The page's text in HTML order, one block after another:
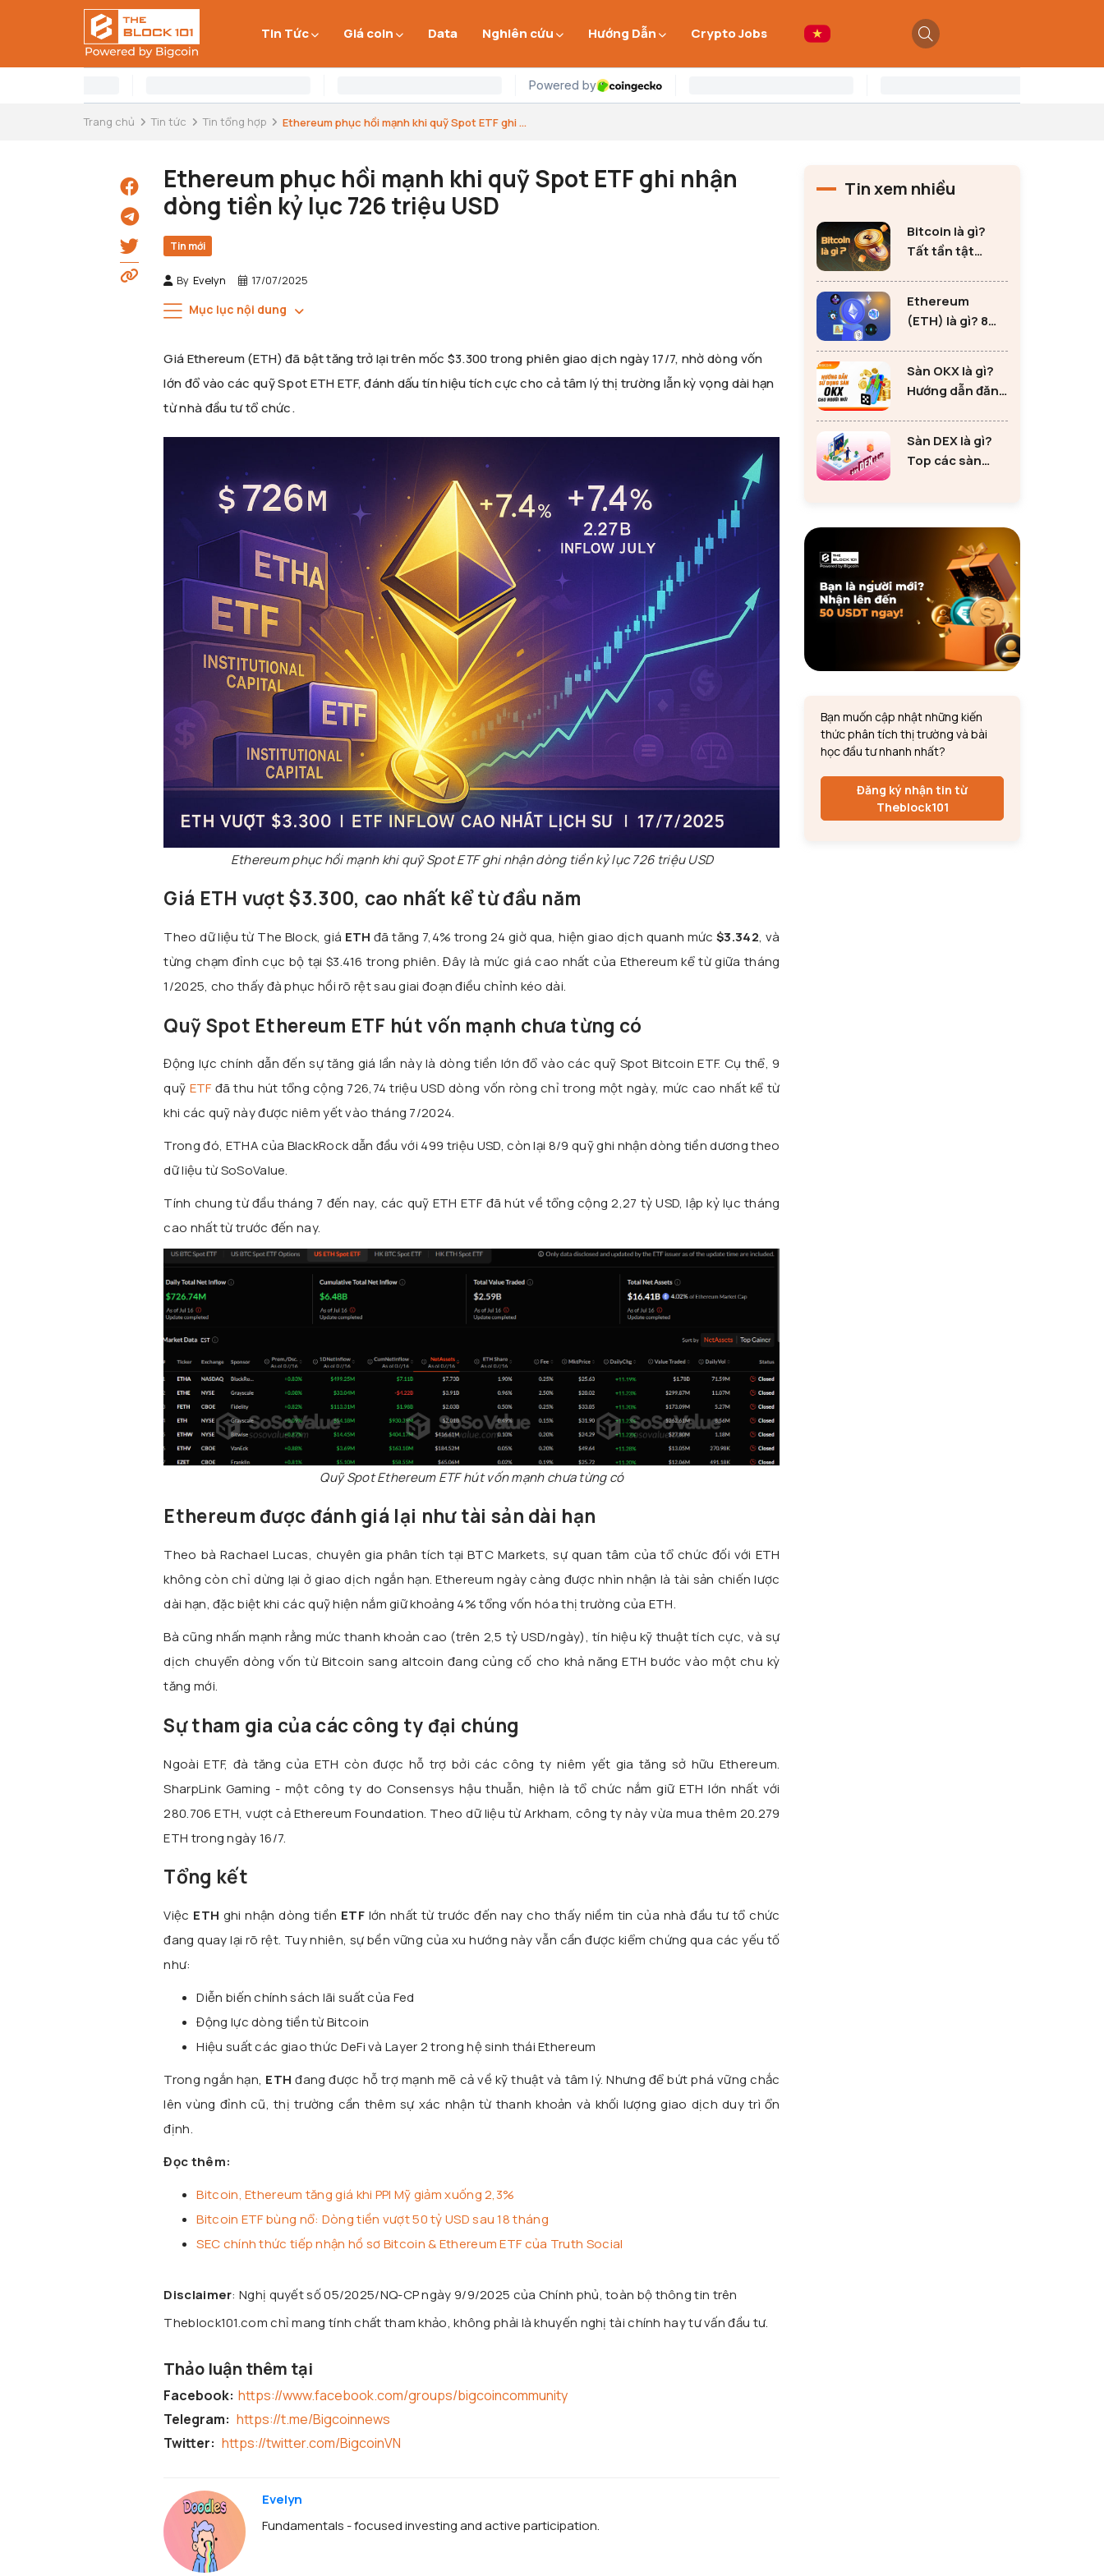
Tin Tức Giá coin Data Nghiên cứu Hướng Dẫn Crypto Jobs
Trang chủ Tin tức Tin tổng hợp Ethereum phục hồi mạnh khi quỹ Spot ETF ghi ...
Ethereum phục hồi mạnh khi quỹ Spot ETF ghi nhận
dòng tiền kỷ lục 726 triệu USD
Tin mới
By Evelyn 17/07/2025
Mục lục nội dung
Giá Ethereum (ETH) đã bật tăng trở lại trên mốc $3.300 trong phiên giao dịch ngày 17/7, nhờ dòng vốn
lớn đổ vào các quỹ Spot ETH ETF, đánh dấu tín hiệu tích cực cho cả tâm lý thị trường lẫn kỳ vọng dài hạn
từ nhà đầu tư tổ chức.
Ethereum phục hồi mạnh khi quỹ Spot ETF ghi nhận dòng tiền kỷ lục 726 triệu USD
Giá ETH vượt $3.300, cao nhất kể từ đầu năm
Theo dữ liệu từ The Block, giá ETH đã tăng 7,4% trong 24 giờ qua, hiện giao dịch quanh mức$3.342, và
từng chạm đỉnh cục bộ tại $3.416 trong phiên. Đây là mức giá cao nhất của Ethereum kể từ giữa tháng
1/2025, cho thấy đà phục hồi rõ rệt sau giai đoạn điều chỉnh kéo dài.
Quỹ Spot Ethereum ETF hút vốn mạnh chưa từng có
Động lực chính dẫn đến sự tăng giá lần này là dòng tiền lớn đổ vào các quỹ Spot Bitcoin ETF. Cụ thể, 9
quỹ ETF đã thu hút tổng cộng 726,74 triệu USD dòng vốn ròng chỉ trong một ngày, mức cao nhất kể từ
khi các quỹ này được niêm yết vào tháng 7/2024.
Trong đó, ETHA của BlackRock dẫn đầu với 499 triệu USD, còn lại 8/9 quỹ ghi nhận dòng tiền dương theo
dữ liệu từ SoSoValue.
Tính chung từ đầu tháng 7 đến nay, các quỹ ETH ETF đã hút về tổng cộng 2,27 tỷ USD, lập kỷ lục tháng
cao nhất từ trước đến nay.
Quỹ Spot Ethereum ETF hút vốn mạnh chưa từng có
Ethereum được đánh giá lại như tài sản dài hạn
Theo bà Rachael Lucas, chuyên gia phân tích tại BTC Markets, sự quan tâm của tổ chức đối với ETH
không còn chỉ dừng lại ở giao dịch ngắn hạn. Ethereum ngày càng được nhìn nhận là tài sản chiến lược
dài hạn, đặc biệt khi các quỹ hiện nắm giữ khoảng 4% tổng vốn hóa thị trường của ETH.
Bà cũng nhấn mạnh rằng mức thanh khoản cao (trên 2,5 tỷ USD/ngày), tín hiệu kỹ thuật tích cực, và sự
dịch chuyển dòng vốn từ Bitcoin sang altcoin đang củng cố cho khả năng ETH bước vào một chu kỳ
tăng mới.
Sự tham gia của các công ty đại chúng
Ngoài ETF, đà tăng của ETH còn được hỗ trợ bởi các công ty niêm yết gia tăng sở hữu Ethereum.
SharpLink Gaming - một công ty do Consensys hậu thuẫn, hiện là tổ chức nắm giữ ETH lớn nhất với
280.706 ETH, vượt cả Ethereum Foundation. Theo dữ liệu từ Arkham, công ty này vừa mua thêm 20.279
ETH trong ngày 16/7.
Tổng kết
Việc ETH ghi nhận dòng tiền ETFlớn nhất từ trước đến nay cho thấy niềm tin của nhà đầu tư tổ chức
đang quay lại rõ rệt. Tuy nhiên, sự bền vững của xu hướng này vẫn cần được kiểm chứng qua các yếu tố
như:
Diễn biến chính sách lãi suất của Fed
Động lực dòng tiền từ Bitcoin
Hiệu suất các giao thức DeFi và Layer 2 trong hệ sinh thái Ethereum
Trong ngắn hạn, ETH đang được hỗ trợ mạnh mẽ cả về kỹ thuật và tâm lý. Nhưng để bứt phá vững chắc
lên vùng đỉnh cũ, thị trường cần thêm sự xác nhận từ thanh khoản và khối lượng giao dịch duy trì ổn
định.
Đọc thêm:
Bitcoin, Ethereum tăng giá khi PPI Mỹ giảm xuống 2,3%
Bitcoin ETF bùng nổ: Dòng tiền vượt 50 tỷ USD sau 18 tháng
SEC chính thức tiếp nhận hồ sơ Bitcoin & Ethereum ETF của Truth Social
Disclaimer: Nghị quyết số 05/2025/NQ-CP ngày 9/9/2025 của Chính phủ, toàn bộ thông tin trên
Theblock101.com chỉ mang tính chất tham khảo, không phải là khuyến nghị tài chính hay tư vấn đầu tư.
Thảo luận thêm tại
Facebook: https://www.facebook.com/groups/bigcoincommunity
Telegram: https://t.me/Bigcoinnews
Twitter: https://twitter.com/BigcoinVN
Evelyn
Fundamentals - focused investing and active participation.
Tin xem nhiều
Bitcoin là gì?
Tất tần tật
Bitcoin
Ethereum
(ETH) là gì? 8
tư Ethereum
Sàn OKX là gì?
Hướng dẫn đăng
mới
Sàn DEX là gì?
Top các sàn
Bạn muốn cập nhật những kiến
thức phân tích thị trường và bài
học đầu tư nhanh nhất?
Đăng ký nhận tin từ
Theblock101